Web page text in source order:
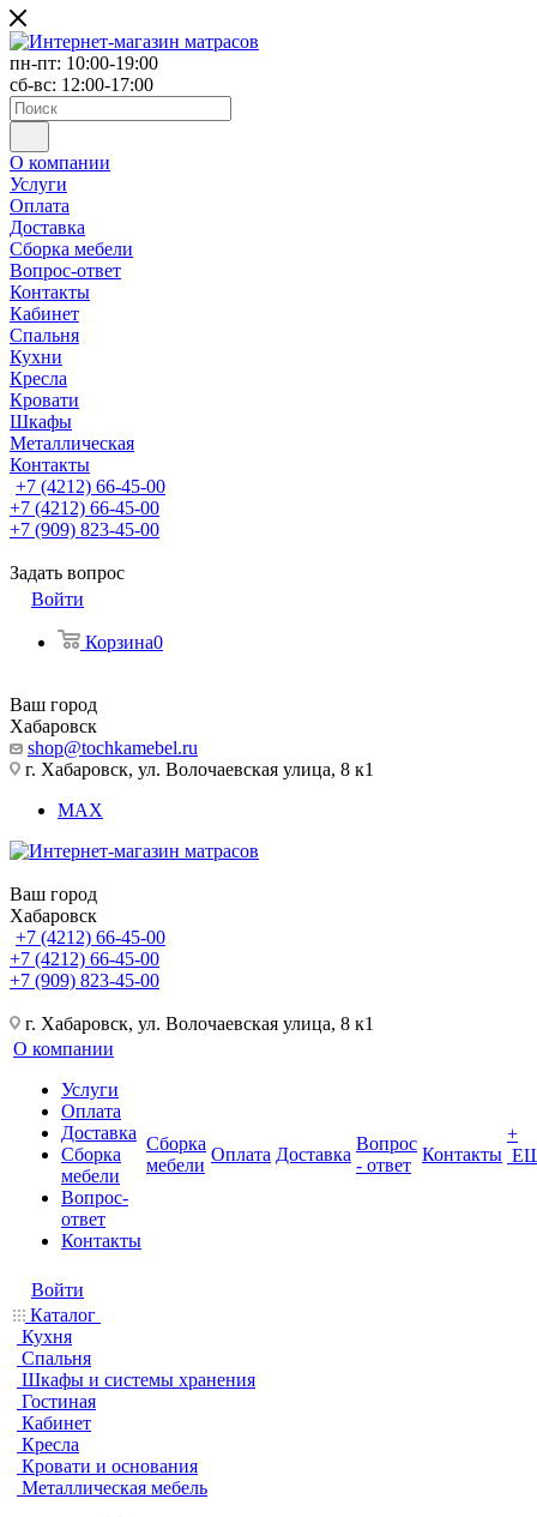
пн-пт: 10:00-19:00
сб-вс: 12:00-17:00
О компании
Услуги
Оплата
Доставка
Сборка мебели
Вопрос-ответ
Контакты
Кабинет
Спальня
Кухни
Кресла
Кровати
Шкафы
Металлическая
Контакты
+7 (4212) 66-45-00
+7 (4212) 66-45-00
+7 (909) 823-45-00
Задать вопрос
Войти
Корзина0
Ваш город
Хабаровск
shop@tochkamebel.ru
г. Хабаровск, ул. Волочаевская улица, 8 к1
MAX
Ваш город
Хабаровск
+7 (4212) 66-45-00
+7 (4212) 66-45-00
+7 (909) 823-45-00
г. Хабаровск, ул. Волочаевская улица, 8 к1
О компании
Услуги
Оплата
Доставка
Сборка
мебели
Вопрос-
ответ
Контакты
Сборка
мебели
Оплата Доставка
Вопрос
- ответ
Контакты
+
Войти
Каталог
Кухня
Спальня
Шкафы и системы хранения
Гостиная
Кабинет
Кресла
Кровати и основания
Металлическая мебель